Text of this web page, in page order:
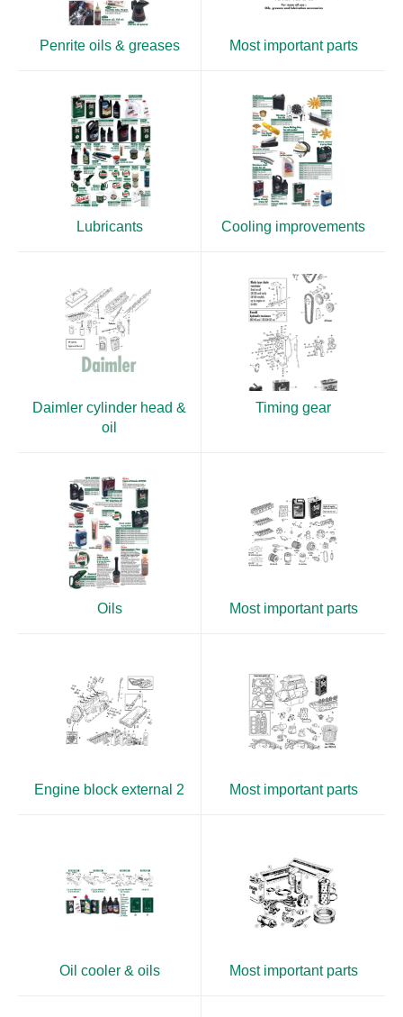
Penrite oils & greases Most important parts
Lubricants Cooling improvements
Daimler cylinder head &
oil
Timing gear
Oils Most important parts
Engine block external 2 Most important parts
Oil cooler & oils Most important parts